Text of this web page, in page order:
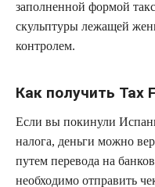
заполненной формой
скульптуры лежащей
контролем.
Как получить Tax
Если вы покинули
налога, деньги можно
путем перевода на
необходимо отправить